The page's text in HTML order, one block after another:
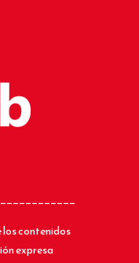
contenidos
expresa